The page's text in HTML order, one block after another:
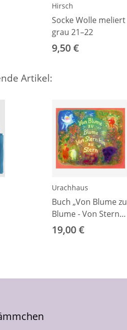
Hirsch
Socke Wolle meliert
grau 21–22
9,50 €
Artikel:
Urachhaus
Buch „Von Blume zu
Blume - Von Stern
hin zu Stern"
19,00 €